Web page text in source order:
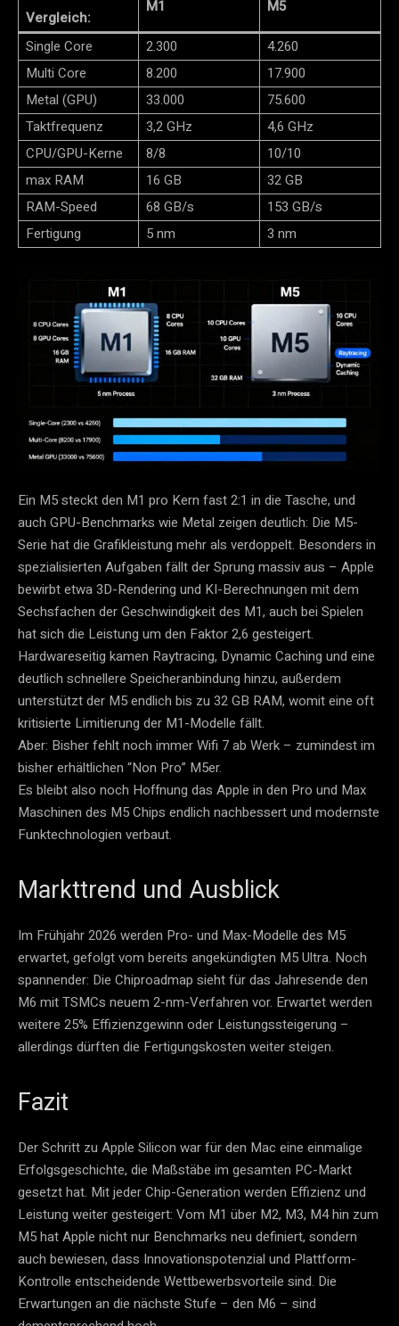
Vergleich:
M1 M5
Single Core 2.300
4.260
Multi Core
8.200
17.900
Metal (GPU)
33.000
75.600
Taktfrequenz
3,2 GHz
4,6 GHz
CPU/GPU-Kerne
8/8
10/10
max RAM
16 GB
32 GB
RAM-Speed
68 GB/s
153 GB/s
Fertigung
5 nm 3 nm
Ein M5 steckt den M1 pro Kern fast 2:1 in die Tasche, und
auch GPU-Benchmarks wie Metal zeigen deutlich: Die M5-
Serie hat die Grafikleistung mehr als verdoppelt. Besonders in
spezialisierten Aufgaben fällt der Sprung massiv aus – Apple
bewirbt etwa 3D-Rendering und KI-Berechnungen mit dem
Sechsfachen der Geschwindigkeit des M1, auch bei Spielen
hat sich die Leistung um den Faktor 2,6 gesteigert.
Hardwareseitig kamen Raytracing, Dynamic Caching und eine
deutlich schnellere Speicheranbindung hinzu, außerdem
unterstützt der M5 endlich bis zu 32 GB RAM, womit eine oft
kritisierte Limitierung der M1-Modelle fällt.
Aber: Bisher fehlt noch immer Wifi 7 ab Werk – zumindest im
bisher erhältlichen “Non Pro” M5er.
Es bleibt also noch Hoffnung das Apple in den Pro und Max
Maschinen des M5 Chips endlich nachbessert und modernste
Funktechnologien verbaut.​
Markttrend und Ausblick​
Im Frühjahr 2026 werden Pro- und Max-Modelle des M5
erwartet, gefolgt vom bereits angekündigten M5 Ultra. Noch
spannender: Die Chiproadmap sieht für das Jahresende den
M6 mit TSMCs neuem 2-nm-Verfahren vor. Erwartet werden
weitere 25% Effizienzgewinn oder Leistungssteigerung –
allerdings dürften die Fertigungskosten weiter steigen.
Fazit
Der Schritt zu Apple Silicon war für den Mac eine einmalige
Erfolgsgeschichte, die Maßstäbe im gesamten PC-Markt
gesetzt hat. Mit jeder Chip-Generation werden Effizienz und
Leistung weiter gesteigert: Vom M1 über M2, M3, M4 hin zum
M5 hat Apple nicht nur Benchmarks neu definiert, sondern
auch bewiesen, dass Innovationspotenzial und Plattform-
Kontrolle entscheidende Wettbewerbsvorteile sind. Die
Erwartungen an die nächste Stufe – den M6 – sind